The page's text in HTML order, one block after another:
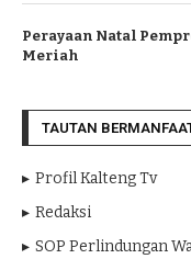
Perayaan Natal
Meriah
TAUTAN
Profil Kalteng Tv
Redaksi
SOP Perlindungan